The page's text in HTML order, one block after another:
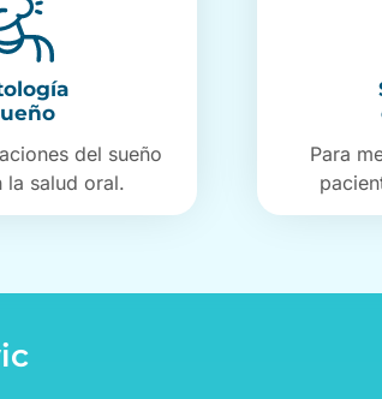
del sueño
la salud oral.
Para